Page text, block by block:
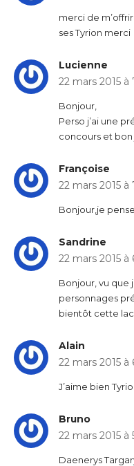
merci de
ses Tyrion merci
Lucienne
22 mars 2015
Bonjour,
Perso j’ai une
concours et bon
Françoise
22 mars 2015 à
Bonjour,je
Sandrine
22 mars 2015 à
Bonjour, vu que
personnages
bientôt cette
Alain
22 mars 2015 à
J’aime bien
Bruno
22 mars 2015 à
Daenerys